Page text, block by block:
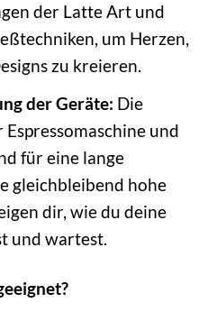
der Latte Art und
um Herzen,
zu kreieren.
der Geräte: Die
und
für eine lange
gleichbleibend hohe
dir, wie du deine
und wartest.